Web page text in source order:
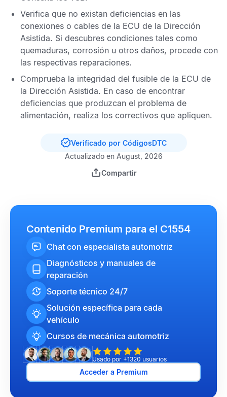
Verifica que no existan deficiencias en las
conexiones o cables de la ECU de la Dirección
Asistida. Si descubres condiciones tales como
quemaduras, corrosión u otros daños, procede con
las respectivas reparaciones.
Comprueba la integridad del fusible de la ECU de
la Dirección Asistida. En caso de encontrar
deficiencias que produzcan el problema de
alimentación, realiza los correctivos que apliquen.
Verificado por CódigosDTC
Actualizado en August, 2026
Compartir
Contenido Premium para el C1554
Chat con especialista automotriz
Diagnósticos y manuales de
reparación
Soporte técnico 24/7
Solución específica para cada
vehículo
Cursos de mecánica automotriz
Usado por +1320 usuarios
Acceder a Premium